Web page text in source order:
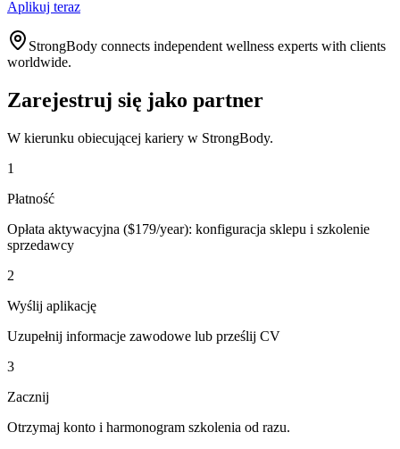
Aplikuj teraz
StrongBody connects independent wellness experts with clients
worldwide.
Zarejestruj się jako partner
W kierunku obiecującej kariery w StrongBody.
1
Płatność
Opłata aktywacyjna ($179/year): konfiguracja sklepu i szkolenie
sprzedawcy
2
Wyślij aplikację
Uzupełnij informacje zawodowe lub prześlij CV
3
Zacznij
Otrzymaj konto i harmonogram szkolenia od razu.